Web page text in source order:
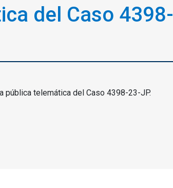
del Caso 4398-
pública telemática del Caso 4398-23-JP.